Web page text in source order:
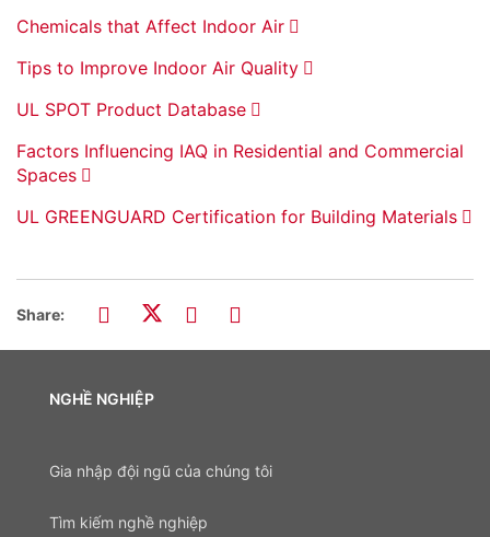
Chemicals that Affect Indoor Air
Tips to Improve Indoor Air Quality
UL SPOT Product Database
Factors Influencing IAQ in Residential and Commercial
Spaces
UL GREENGUARD Certification for Building Materials
Share:
NGHỀ NGHIỆP
Gia nhập đội ngũ của chúng tôi
Tìm kiếm nghề nghiệp